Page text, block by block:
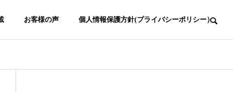
お客様の声 個人情報保護方針(プライバシーポリシー）